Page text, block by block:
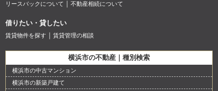
リースバックについて
不動産相続について
借りたい・貸したい
賃貸物件を探す 賃貸管理の相談
横浜市の不動産｜種別検索
横浜市の中古マンション
横浜市の新築戸建て